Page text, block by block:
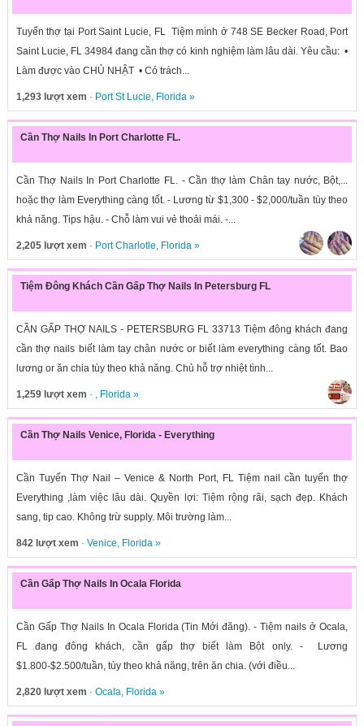
Tuyển thợ tại Port Saint Lucie, FL Tiệm mình ở 748 SE Becker Road, Port
Saint Lucie, FL 34984 đang cần thợ có kinh nghiệm làm lâu dài. Yêu cầu: •
Làm được vào CHỦ NHẬT • Có trách...
1,293 lượt xem · Port St Lucie, Florida»
Cần Thợ Nails In Port Charlotte FL.
Cần Thợ Nails In Port Charlotte FL. - Cần thợ làm Chân tay nước, Bột,...
hoặc thợ làm Everything càng tốt. - Lương từ $1,300 - $2,000/tuần tùy theo
khả năng. Tips hậu. - Chỗ làm vui vẻ thoải mái. -...
2,205 lượt xem · Port Charlotle, Florida»
Tiệm Đông Khách Cần Gấp Thợ Nails In Petersburg FL
CẦN GẤP THỢ NAILS - PETERSBURG FL 33713 Tiệm đông khách đang
cần thợ nails biết làm tay chân nước or biết làm everything càng tốt. Bao
lương or ăn chia tùy theo khả năng. Chủ hỗ trợ nhiệt tình...
1,259 lượt xem · , Florida»
Cần Thợ Nails Venice, Florida - Everything
Cần Tuyển Thợ Nail – Venice & North Port, FL Tiệm nail cần tuyển thợ
Everything ,làm việc lâu dài. Quyền lợi: Tiệm rộng rãi, sạch đẹp. Khách
sang, tip cao. Không trừ supply. Môi trường làm...
842 lượt xem · Venice, Florida»
Cần Gấp Thợ Nails In Ocala Florida
Cần Gấp Thợ Nails In Ocala Florida (Tin Mới đăng). - Tiệm nails ở Ocala,
FL đang đông khách, cần gấp thợ biết làm Bột only. - Lương
$1.800-$2.500/tuần, tùy theo khả năng, trên ăn chia. (với điều...
2,820 lượt xem · Ocala, Florida»